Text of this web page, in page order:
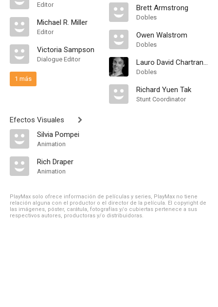
Editor
Michael R. Miller
Editor
Victoria Sampson
Dialogue Editor
1 más
Efectos Visuales
Silvia Pompei
Animation
Rich Draper
Animation
Brett Armstrong
Dobles
Owen Walstrom
Dobles
Lauro David Chartrand-DelValle
Dobles
Richard Yuen Tak
Stunt Coordinator
PlayMax solo ofrece información de películas y series, PlayMax no tiene
relación alguna con el productor o el director de la película. El copyright de
las imágenes, póster, carátula, fotografías y/o cubiertas pertenece a sus
respectivos autores, productoras y/o distribuidoras.